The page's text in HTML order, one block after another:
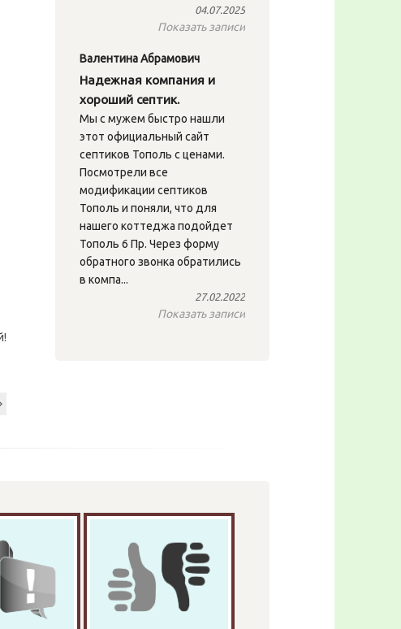
04.07.2025
Показать записи
Валентина Абрамович
Надежная компания и
хороший септик.
Мы с мужем быстро нашли
этот официальный сайт
септиков Тополь с ценами.
Посмотрели все
модификации септиков
Тополь и поняли, что для
нашего коттеджа подойдет
Тополь 6 Пр. Через форму
обратного звонка обратились
в компа...
27.02.2022
Показать записи